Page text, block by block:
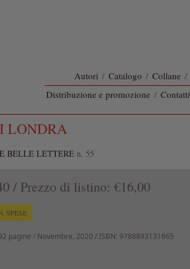
Autori / Catalogo / Collane /
Distribuzione e promozione / Contatti
LONDRA
BELLE LETTERE n. 55
/ Prezzo di listino: €16,00
SPESE
pagine / Novembre, 2020 / ISBN: 9788893131865